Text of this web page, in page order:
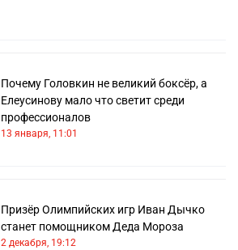
Почему Головкин не великий боксёр, а
Елеусинову мало что светит среди
профессионалов
13 января, 11:01
Призёр Олимпийских игр Иван Дычко
станет помощником Деда Мороза
2 декабря, 19:12